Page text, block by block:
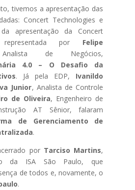
tivemos a apresentação das
Concert Technologies e
apresentação da Concert
representada por Felipe
de Negócios,
4.0 – O Desafio da
. Já pela EDP, Ivanildo
Junior, Analista de Controle
de Oliveira, Engenheiro de
AT Sênior, falaram
de Gerenciamento de
.
por Tarciso Martins,
da ISA São Paulo, que
de todos e, novamente, o
.